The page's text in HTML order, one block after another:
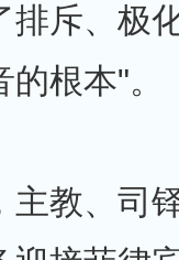
排斥、极
根本"。
主教、司